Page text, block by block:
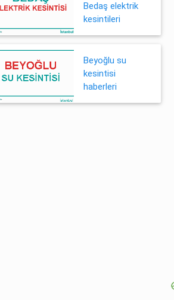
Bedaş elektrik
kesintileri
Beyoğlu su
kesintisi
haberleri